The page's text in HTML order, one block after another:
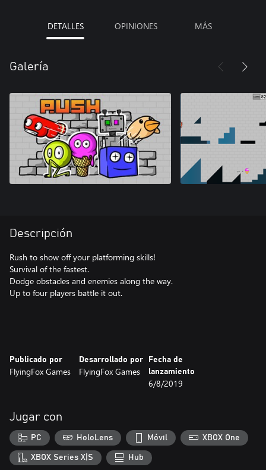
DETALLES OPINIONES MÁS
Galería
Descripción
Rush to show off your platforming skills!
Survival of the fastest.
Dodge obstacles and enemies along the way.
Up to four players battle it out.
Publicado por
FlyingFox Games
Desarrollado por
FlyingFox Games
Fecha de
lanzamiento
6/8/2019
Jugar con
PC HoloLens Móvil XBOX One
XBOX Series X|S Hub